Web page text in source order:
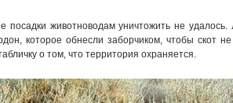
посадки животноводам уничтожить не
которое обнесли заборчиком, чтобы скот
о том, что территория охраняется.